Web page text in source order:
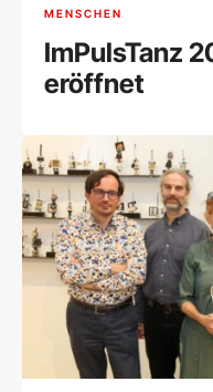
MENSCHEN
ImPulsTanz
eröffnet